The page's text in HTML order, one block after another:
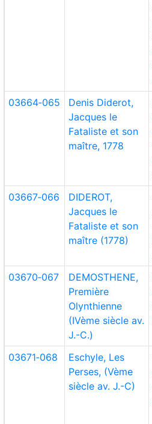
03664‑065
Denis Diderot,
Jacques le
Fataliste et son
maître, 1778
03667‑066
DIDEROT,
Jacques le
Fataliste et son
maître (1778)
03670‑067
DEMOSTHENE,
Première
Olynthienne
(IVème siècle av.
J.-C.)
03671‑068
Eschyle, Les
Perses, (Vème
siècle av. J.-C)